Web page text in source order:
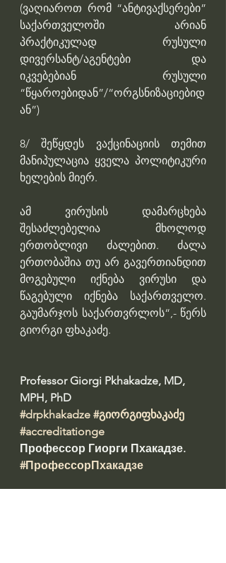
(ვაღიაროთ რომ “ანტივაქსერები”
საქართველოში არიან
პრაქტიკულად რუსული
დივერსანტ/აგენტები და
იკვებებიან რუსული
“წყაროებიდან”/“ორგსნიზაციებიდ
ან”)
8/ შეწყდეს ვაქცინაციის თემით
მანიპულაცია ყველა პოლიტიკური
ხელების მიერ.
ამ ვირუსის დამარცხება
შესაძლებელია მხოლოდ
ერთობლივი ძალებით. ძალა
ერთობაშია თუ არ გავერთიანდით
მოგებული იქნება ვირუსი და
წაგებული იქნება საქართველო.
გაუმარჯოს საქართვრლოს“,- წერს
გიორგი ფხაკაძე.
Professor Giorgi Pkhakadze, MD,
MPH, PhD
#drpkhakadze #გიორგიფხაკაძე
#accreditationge
Профессор Гиорги Пхакадзе.
#ПрофессорПхакадзе